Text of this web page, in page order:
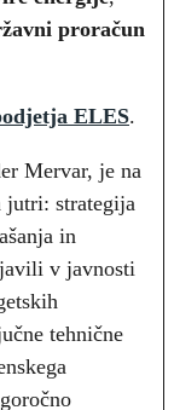
proračun
ELES.
Mervar, je na
jutri: strategija
in
v javnosti
tehnične